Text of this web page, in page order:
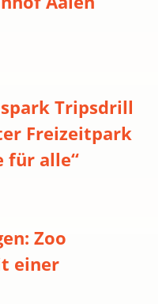
Tripsdrill
Freizeitpark
für alle“
Zoo
einer